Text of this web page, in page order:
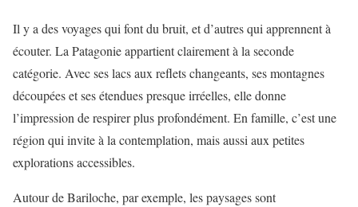
Il y a des voyages qui font du bruit, et d’autres qui apprennent à
écouter. La Patagonie appartient clairement à la seconde
catégorie. Avec ses lacs aux reflets changeants, ses montagnes
découpées et ses étendues presque irréelles, elle donne
l’impression de respirer plus profondément. En famille, c’est une
région qui invite à la contemplation, mais aussi aux petites
explorations accessibles.
Autour de Bariloche, par exemple, les paysages sont